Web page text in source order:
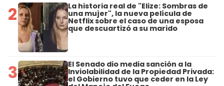
2 La historia real de "Elize: Sombras de
una mujer", la nueva película de
Netflix sobre el caso de una esposa
que descuartizó a su marido
3 El Senado dio media sanción a la
Inviolabilidad de la Propiedad Privada:
el Gobierno tuvo que ceder en la Ley